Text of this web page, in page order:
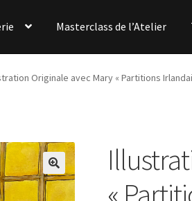
Masterclass de l’Atelier
Originale avec Mary « Partitions
🔍